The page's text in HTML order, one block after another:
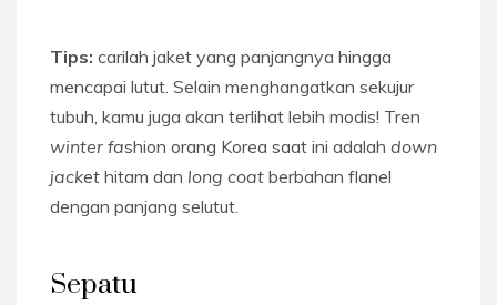
Tips: carilah jaket yang panjangnya hingga
mencapai lutut. Selain menghangatkan sekujur
tubuh, kamu juga akan terlihat lebih modis! Tren
winter fashion orang Korea saat ini adalah down
jacket hitam dan long coat berbahan flanel
dengan panjang selutut.
Sepatu